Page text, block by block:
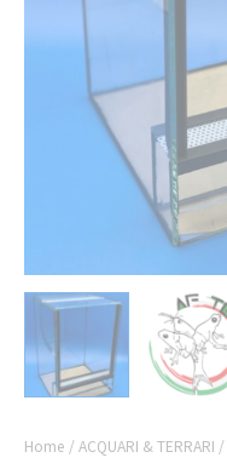
Home /ACQUARI & TERRARI /